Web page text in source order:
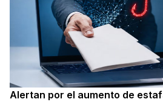
Alertan por el aumento de